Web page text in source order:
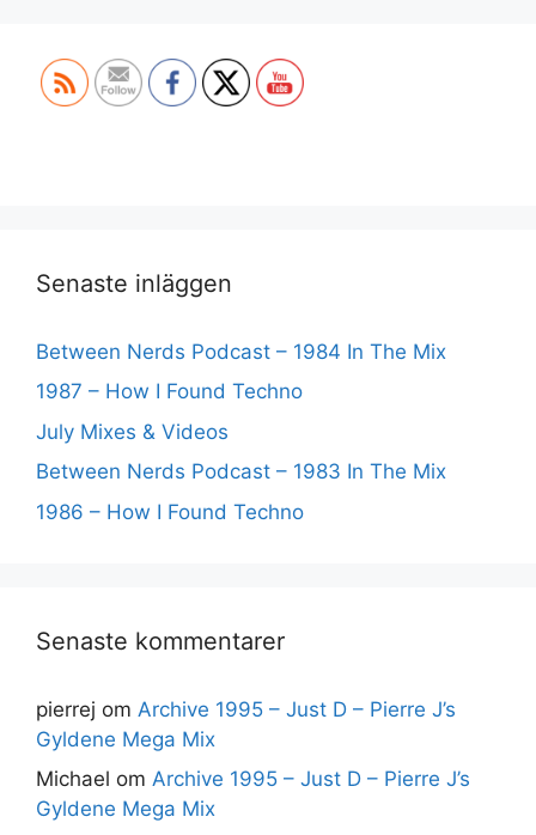
Senaste inläggen
Between Nerds Podcast – 1984 In The Mix
1987 – How I Found Techno
July Mixes & Videos
Between Nerds Podcast – 1983 In The Mix
1986 – How I Found Techno
Senaste kommentarer
pierrej om Archive 1995 – Just D – Pierre J’s
Gyldene Mega Mix
Michael om Archive 1995 – Just D – Pierre J’s
Gyldene Mega Mix